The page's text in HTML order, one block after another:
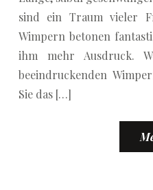
sind ein Traum vieler
Wimpern betonen
ihm mehr Ausdruck.
beeindruckenden
Sie das […]